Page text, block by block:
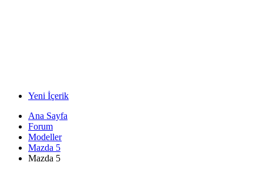
Yeni İçerik
Ana Sayfa
Forum
Modeller
Mazda 5
Mazda 5